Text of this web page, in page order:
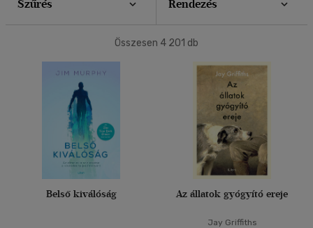
(5)
2500 Ft - 4500 Ft
4500 Ft felett
Korosztály szerint
Gyermek
3 - 6 év(1)
Szűrés Rendezés
Összesen 4 201 db
Belső kiválóság Az állatok gyógyító ereje
Jay Griffiths